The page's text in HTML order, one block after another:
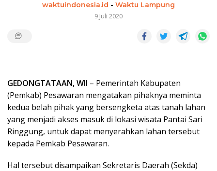
waktuindonesia.id - Waktu Lampung
9 Juli 2020
GEDONGTATAAN, WII – Pemerintah Kabupaten
(Pemkab) Pesawaran mengatakan pihaknya meminta
kedua belah pihak yang bersengketa atas tanah lahan
yang menjadi akses masuk di lokasi wisata Pantai Sari
Ringgung, untuk dapat menyerahkan lahan tersebut
kepada Pemkab Pesawaran.
Hal tersebut disampaikan Sekretaris Daerah (Sekda)